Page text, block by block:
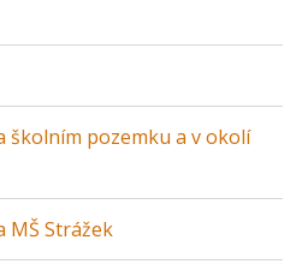
školním pozemku a v okolí
MŠ Strážek